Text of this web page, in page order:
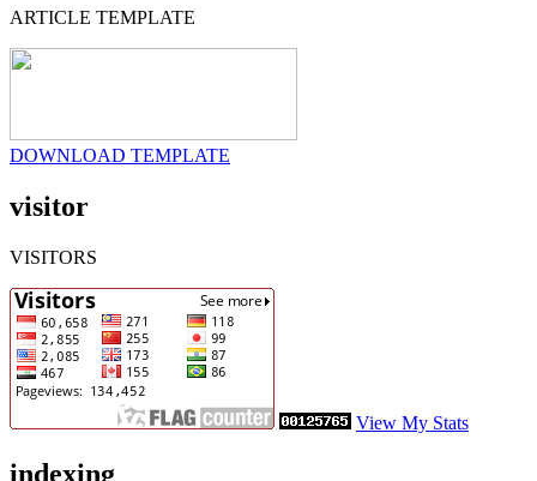
ARTICLE TEMPLATE
DOWNLOAD TEMPLATE
visitor
VISITORS
View My Stats
indexing